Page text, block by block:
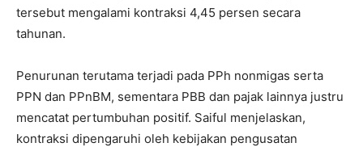
tersebut mengalami kontraksi 4,45 persen secara
tahunan.
Penurunan terutama terjadi pada PPh nonmigas serta
PPN dan PPnBM, sementara PBB dan pajak lainnya justru
mencatat pertumbuhan positif. Saiful menjelaskan,
kontraksi dipengaruhi oleh kebijakan pengusatan